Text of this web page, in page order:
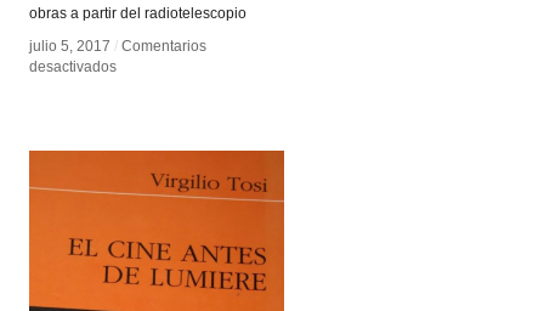
obras a partir del radiotelescopio
julio 5, 2017 / Comentarios
desactivadosen
julio 5, 2017 / Comentarios
desactivadosen